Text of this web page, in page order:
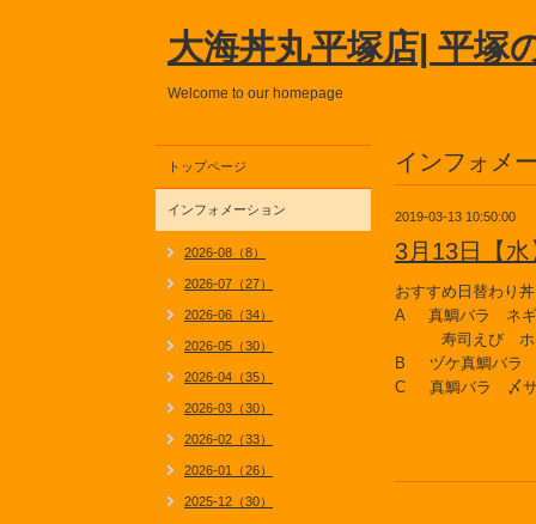
大海丼丸平塚店| 平塚
Welcome to our homepage
インフォメ
2019-03-13 10:50:00
3月13日【
おすすめ日替わり丼
A 真鯛バラ ネギ
寿司えび ホ
B ヅケ真鯛バラ
C 真鯛バラ 〆
トップページ
インフォメーション
2026-08（8）
2026-07（27）
2026-06（34）
2026-05（30）
2026-04（35）
2026-03（30）
2026-02（33）
2026-01（26）
2025-12（30）